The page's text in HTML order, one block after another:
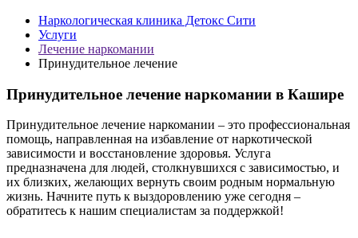
Наркологическая клиника Детокс Сити
Услуги
Лечение наркомании
Принудительное лечение
Принудительное лечение наркомании в Кашире
Принудительное лечение наркомании – это профессиональная
помощь, направленная на избавление от наркотической
зависимости и восстановление здоровья. Услуга
предназначена для людей, столкнувшихся с зависимостью, и
их близких, желающих вернуть своим родным нормальную
жизнь. Начните путь к выздоровлению уже сегодня –
обратитесь к нашим специалистам за поддержкой!